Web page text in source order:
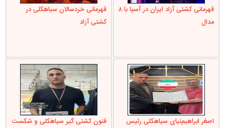
قهرمانی کشتی آزاد ایران در آسیا با ۸
مدال
قهرمانی خردسالان سیاهکلی در
کشتی آزاد
اصغر ابراهیم‌نیای سیاهکلی رئیس
فنون کشتی گیر سیاهکلی و شکست